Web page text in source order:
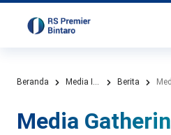
Beranda Media Informasi Berita
Media